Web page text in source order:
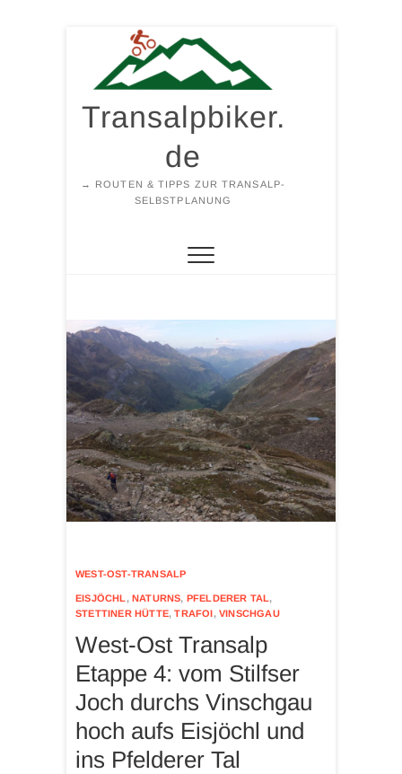
springen
Transalpbiker.
de
→ ROUTEN & TIPPS ZUR TRANSALP-
SELBSTPLANUNG
WEST-OST-TRANSALP
EISJÖCHL ,NATURNS, PFELDERER TAL,
STETTINER HÜTTE,TRAFOI,VINSCHGAU
West-Ost Transalp
Etappe 4: vom Stilfser
Joch durchs Vinschgau
hoch aufs Eisjöchl und
ins Pfelderer Tal